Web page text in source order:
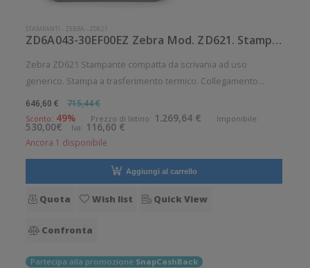
STAMPANTI - ZEBRA - ZD621
ZD6A043-30EF00EZ Zebra Mod. ZD621. Stampante di etichette.
Zebra ZD621 Stampante compatta da scrivania ad uso
generico. Stampa a trasferimento termico. Collegamento
wireless senza fili. Velocità di stampa: 152 mm/sec Risoluzione
di stampa: 12 dot/mm Wireless: Presente Supporto di stampa:
Braccialetti,
646,60 € 715,44 €
Sconto: 49% Prezzo di listino: 1.269,64 € Imponibile:
530,00€ Iva: 116,60 €
Ancora 1 disponibile
Aggiungi al carrello
Quota Wish list Quick View
Confronta
Partecipa alla promozione SnapCashBack